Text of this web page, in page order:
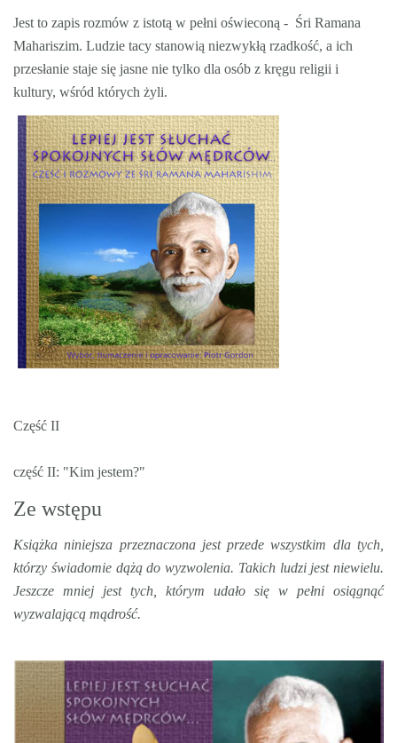
Jest to zapis rozmów z istotą w pełni oświeconą - Śri Ramana
Mahariszim. Ludzie tacy stanowią niezwykłą rzadkość, a ich
przesłanie staje się jasne nie tylko dla osób z kręgu religii i
kultury, wśród których żyli.
Część II
część II: "Kim jestem?"
Ze wstępu
Książka niniejsza przeznaczona jest przede wszystkim dla tych,
którzy świadomie dążą do wyzwolenia. Takich ludzi jest niewielu.
Jeszcze mniej jest tych, którym udało się w pełni osiągnąć
wyzwalającą mądrość.